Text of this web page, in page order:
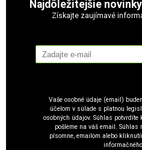
Najdôležitejšie
Získajte zaujímavé
Vaše osobné údaje (email)
účelom v súlade s platnou
osobných údajov. Súhlas
pošleme na váš email. Súhlas
písomne, emailom alebo